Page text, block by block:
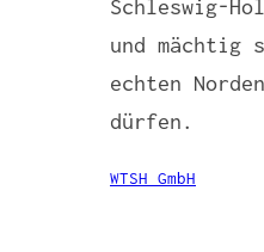
Schleswig-
und mächtig
echten
dürfen.
WTSH GmbH